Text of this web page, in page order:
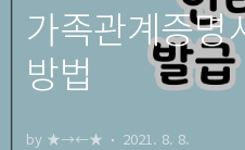
가족관계증명
방법
by ★→←★ 2021. 8. 8.